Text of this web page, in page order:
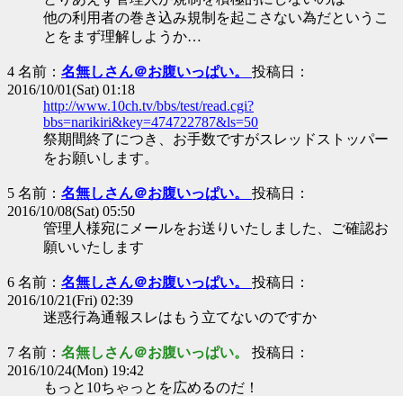
他の利用者の巻き込み規制を起こさない為だというこ
とをまず理解しようか…
4 名前： 名無しさん＠お腹いっぱい。 投稿日：
2016/10/01(Sat) 01:18
http://www.10ch.tv/bbs/test/read.cgi?
bbs=narikiri&key=474722787&ls=50
祭期間終了につき、お手数ですがスレッドストッパー
をお願いします。
5 名前： 名無しさん＠お腹いっぱい。 投稿日：
2016/10/08(Sat) 05:50
管理人様宛にメールをお送りいたしました、ご確認お
願いいたします
6 名前： 名無しさん＠お腹いっぱい。 投稿日：
2016/10/21(Fri) 02:39
迷惑行為通報スレはもう立てないのですか
7 名前： 名無しさん＠お腹いっぱい。 投稿日：
2016/10/24(Mon) 19:42
もっと10ちゃっとを広めるのだ！